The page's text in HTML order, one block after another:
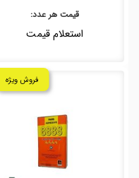
قیمت هر عدد:
استعلام قیمت
فروش ویژه